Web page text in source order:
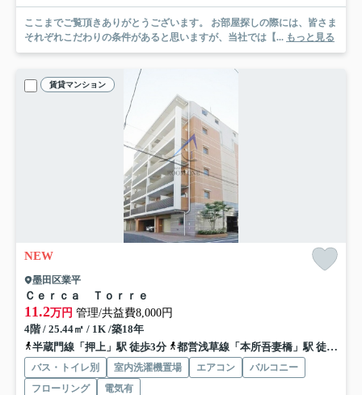
ここまでご覧頂きありがとうございます。 お部屋探しの際には、皆さま
それぞれこだわりの条件があると思いますが、当社では【... もっと見る
賃貸マンション
NEW
墨田区業平
Ｃｅｒｃａ Ｔｏｒｒｅ
11.2万円 管理/共益費8,000円
4階 / 25.44㎡ / 1K /築18年
半蔵門線「押上」駅 徒歩3分
都営浅草線「本所吾妻橋」駅 徒歩12分
バス・トイレ別 室内洗濯機置場 エアコン
バルコニー
フローリング
電気有